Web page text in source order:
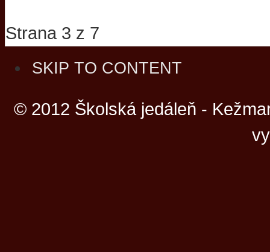
Strana 3 z 7
SKIP TO CONTENT
© 2012 Školská jedáleň -